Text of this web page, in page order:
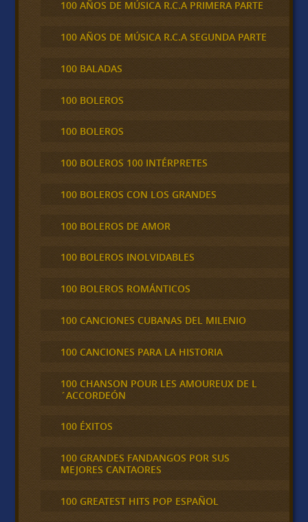
100 AÑOS DE MÚSICA R.C.A PRIMERA PARTE
100 AÑOS DE MÚSICA R.C.A SEGUNDA PARTE
100 BALADAS
100 BOLEROS
100 BOLEROS
100 BOLEROS 100 INTÉRPRETES
100 BOLEROS CON LOS GRANDES
100 BOLEROS DE AMOR
100 BOLEROS INOLVIDABLES
100 BOLEROS ROMÁNTICOS
100 CANCIONES CUBANAS DEL MILENIO
100 CANCIONES PARA LA HISTORIA
100 CHANSON POUR LES AMOUREUX DE L
´ACCORDEÓN
100 ÉXITOS
100 GRANDES FANDANGOS POR SUS
MEJORES CANTAORES
100 GREATEST HITS POP ESPAÑOL